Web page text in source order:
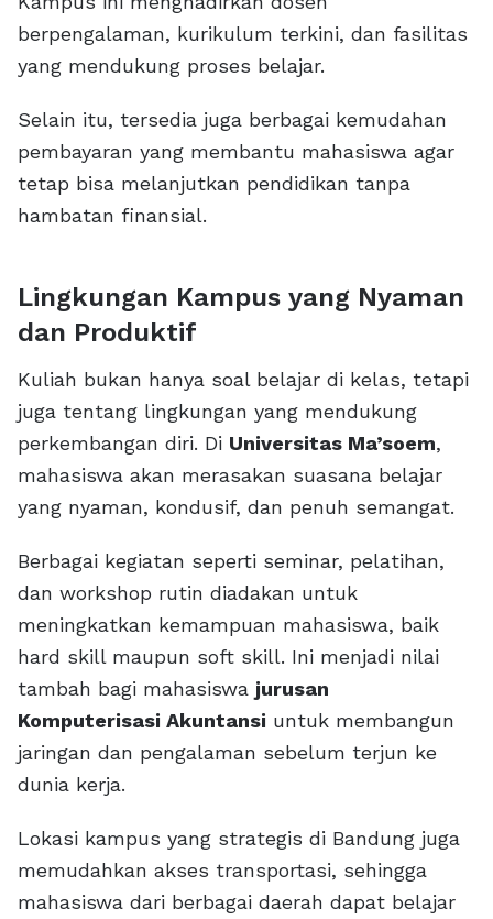
berpengalaman, kurikulum terkini, dan fasilitas
yang mendukung proses belajar.
Selain itu, tersedia juga berbagai kemudahan
pembayaran yang membantu mahasiswa agar
tetap bisa melanjutkan pendidikan tanpa
hambatan finansial.
Lingkungan Kampus yang Nyaman
dan Produktif
Kuliah bukan hanya soal belajar di kelas, tetapi
juga tentang lingkungan yang mendukung
perkembangan diri. Di Universitas Ma’soem,
mahasiswa akan merasakan suasana belajar
yang nyaman, kondusif, dan penuh semangat.
Berbagai kegiatan seperti seminar, pelatihan,
dan workshop rutin diadakan untuk
meningkatkan kemampuan mahasiswa, baik
hard skill maupun soft skill. Ini menjadi nilai
tambah bagi mahasiswa jurusan
Komputerisasi Akuntansi untuk membangun
jaringan dan pengalaman sebelum terjun ke
dunia kerja.
Lokasi kampus yang strategis di Bandung juga
memudahkan akses transportasi, sehingga
mahasiswa dari berbagai daerah dapat belajar